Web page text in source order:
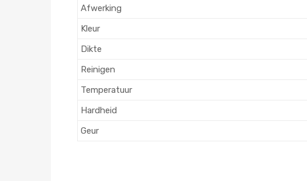
Afwerking
Kleur
Dikte
Reinigen
Temperatuur
Hardheid
Geur